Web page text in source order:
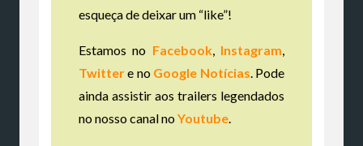
esqueça de deixar um “like”!
Estamos no Facebook, Instagram
Twittere no Google Notícias . Pode
ainda assistir aos trailers legendados
no nosso canal noYoutube